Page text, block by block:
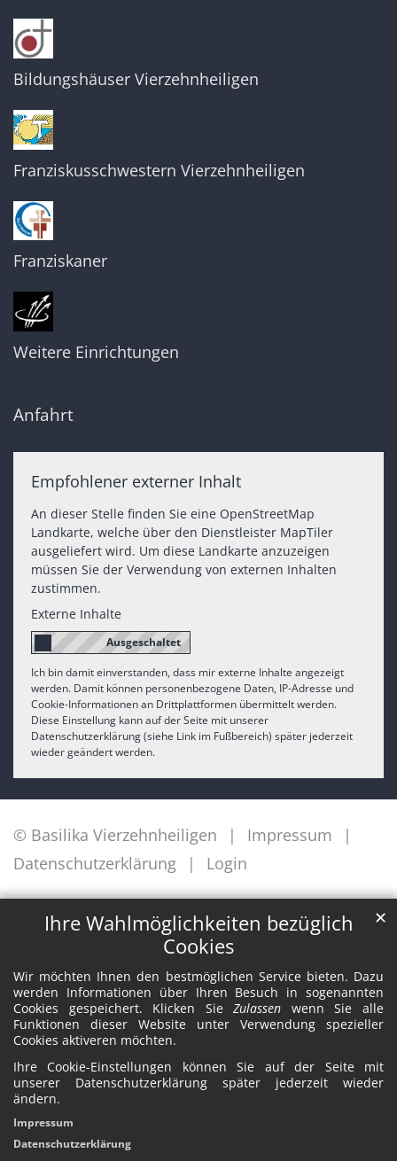
Ihre Wahlmöglichkeiten bezüglich
Cookies
Wir möchten Ihnen den bestmöglichen Service bieten. Dazu
werden Informationen über Ihren Besuch in sogenannten
Cookies gespeichert. Klicken SieZulassen wenn Sie alle
Funktionen dieser Website unter Verwendung spezieller
Cookies aktiveren möchten.
Ihre Cookie-Einstellungen können Sie auf der Seite mit
unserer Datenschutzerklärung später jederzeit wieder
ändern.
✕
Impressum
Datenschutzerklärung
Bildungshäuser Vierzehnheiligen
Franziskusschwestern Vierzehnheiligen
Franziskaner
Weitere Einrichtungen
Anfahrt
Empfohlener externer Inhalt
An dieser Stelle finden Sie eine OpenStreetMap
Landkarte, welche über den Dienstleister MapTiler
ausgeliefert wird. Um diese Landkarte anzuzeigen
müssen Sie der Verwendung von externen Inhalten
zustimmen.
Externe Inhalte
Ich bin damit einverstanden, dass mir externe Inhalte angezeigt
werden. Damit können personenbezogene Daten, IP-Adresse und
Cookie-Informationen an Drittplattformen übermittelt werden.
Diese Einstellung kann auf der Seite mit unserer
Datenschutzerklärung (siehe Link im Fußbereich) später jederzeit
wieder geändert werden.
© Basilika Vierzehnheiligen
Impressum
Datenschutzerklärung
Login